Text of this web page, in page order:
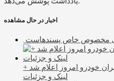
اخبار در حال مشاهده
مخصوص خاص پسندهاست
خودرو امروز اعلام شد +
لینک و جزئیات